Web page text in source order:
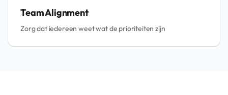
Team Alignment
Zorg dat iedereen weet wat de prioriteiten zijn